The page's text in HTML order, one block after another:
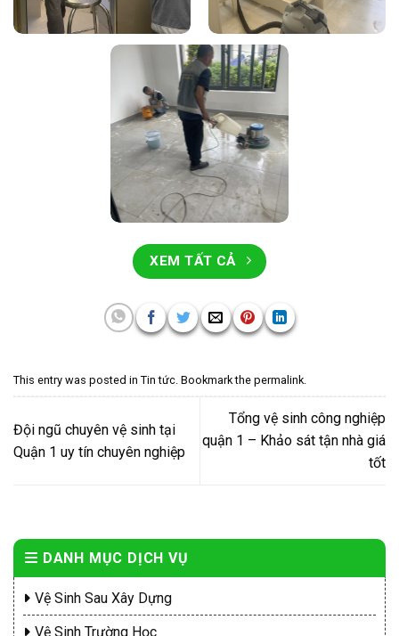
XEM TẤT CẢ
This entry was posted in Tin tức . Bookmark the permalink
Đội ngũ chuyên vệ sinh tại
Quận 1 uy tín chuyên nghiệp
Tổng vệ sinh công nghiệp
quận 1 – Khảo sát tận nhà giá
tốt
DANH MỤC DỊCH VỤ
Vệ Sinh Sau Xây Dựng
Vệ Sinh Trường Học